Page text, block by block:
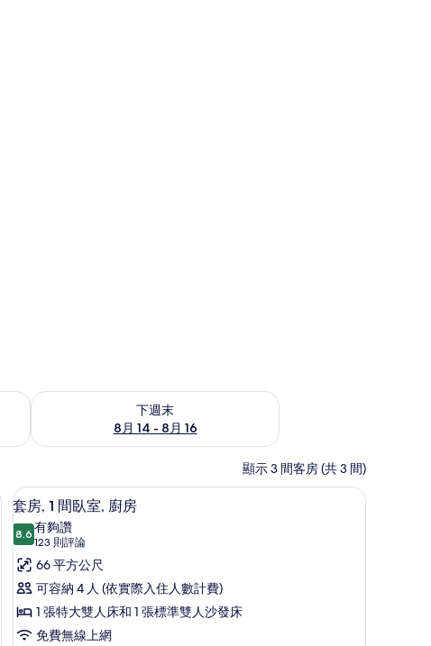
況
下週末
8月 14 - 8月 16
查看下週末 (8月 14 - 8月 16) 的供應情況
顯示 3 間客房 (共 3 間)
熨衣板、免費無線上網
顯
示
套
房,
1
間
臥
40-吋平面電視、數位頻道、電視
6
套房, 1 間臥室, 廚房
8.68.6 分，滿分 10 分
有夠讚
123 則評論
(123
則
評
論)
66 平方公尺
可容納 4 人 (依實際入住人數計費)
1 張特大雙人床和 1 張標準雙人沙發床
免費無線上網